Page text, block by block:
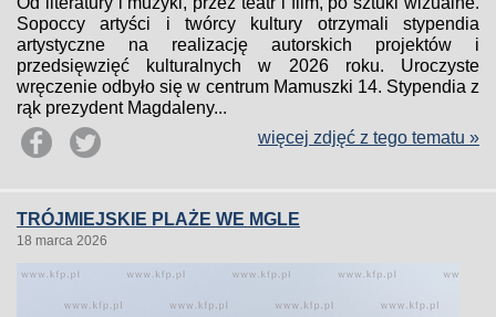
Sopoccy artyści i twórcy kultury otrzymali stypendia
artystyczne na realizację autorskich projektów i
przedsięwzięć kulturalnych w 2026 roku. Uroczyste
wręczenie odbyło się w centrum Mamuszki 14. Stypendia z
rąk prezydent Magdaleny...
więcej zdjęć z tego tematu »
TRÓJMIEJSKIE PLAŻE WE MGLE
18 marca 2026